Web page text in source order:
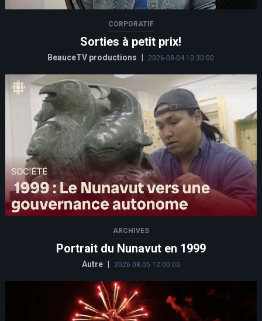
CORPORATIF
Sorties à petit prix!
BeauceTV productions 2026-08-04 10:30:00
ARCHIVES
Portrait du Nunavut en 1999
Autre 2026-08-05 12:00:00